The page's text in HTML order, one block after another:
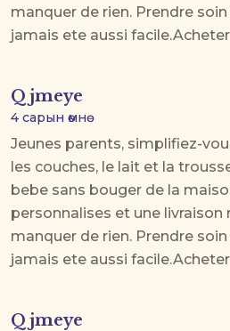
manquer de rien. Prendre
jamais ete aussi facile.
Qjmeye
4 сарын өмнө
Jeunes parents, simplifiez-
les couches, le lait et la
bebe sans bouger de la
personnalises et une livraison
manquer de rien. Prendre
jamais ete aussi facile.
Qjmeye